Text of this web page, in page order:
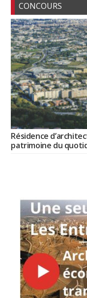
CONCOURS
Résidence
patrimoine du